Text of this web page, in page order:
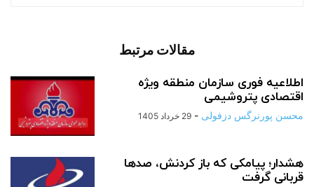
مقالات مرتبط
اطلاعیه فوری سازمان منطقه ویژه
اقتصادی پتروشیمی
محسن پورنرگس دزفولی - 29 خرداد 1405
هشدار؛ پیامکی که باز کردنش، صدها
قربانی گرفت